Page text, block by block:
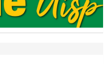
il bilancio della stagione